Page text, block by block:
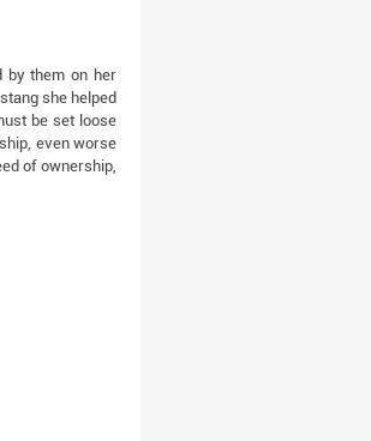
by them on her
she helped
be set loose
even worse
of ownership,